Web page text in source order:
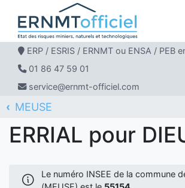
ERP / ESRIS / ERNMT ou ENSA / PEB
01 86 47 59 01
service@ernmt-officiel.com
ERNMT Officiel
ERRIAL
MEUSE
DIEUE
ERRIAL pour
Le numéro INSEE de la commune